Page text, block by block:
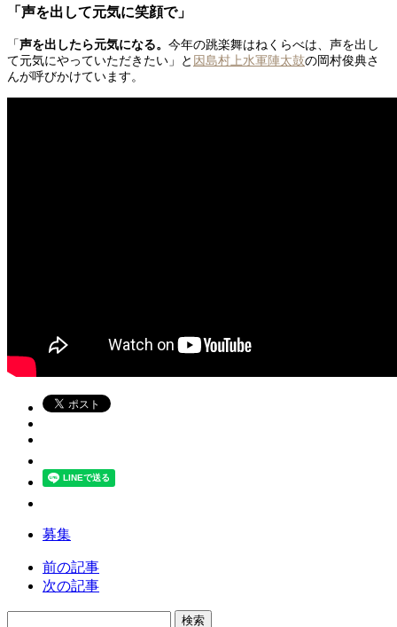
「声を出して元気に笑顔で」
「声を出したら元気になる。 今年の跳楽舞はねくらべは、声を出し
て元気にやっていただきたい」と 因島村上水軍陣太鼓の岡村俊典さ
んが呼びかけています。
募集
前の記事
次の記事